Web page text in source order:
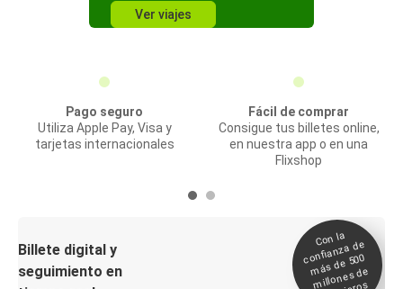
Ver viajes
Pago seguro
Utiliza Apple Pay, Visa y
tarjetas internacionales
Fácil de comprar
Consigue tus billetes online,
en nuestra app o en una
Flixshop
Billete digital y
seguimiento en
Con la
confianza de
más de 500
millones de